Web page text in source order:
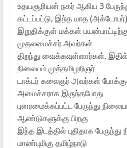
உதயசூரியன் நகர் ஆகிய 3
கட்டப்பட்டு, இந்த மாத (அக்டோபர்)
இறுதிக்குள் மக்கள்
முதலமைச்சர் அவர்கள்
திறந்து வைக்கவுள்ளார்கள்.
நிலையம் முத்தமிழறிஞர்
டாக்டர் கலைஞர் அவர்கள்
அமைச்சராக இருந்தபோது
புனரமைக்கப்பட்ட பேருந்து
ஆண்டுகளுக்கு பிறகு
இந்த இடத்தில் புதிதாக பேருந்து
மாண்புமிகு தமிழ்நாடு